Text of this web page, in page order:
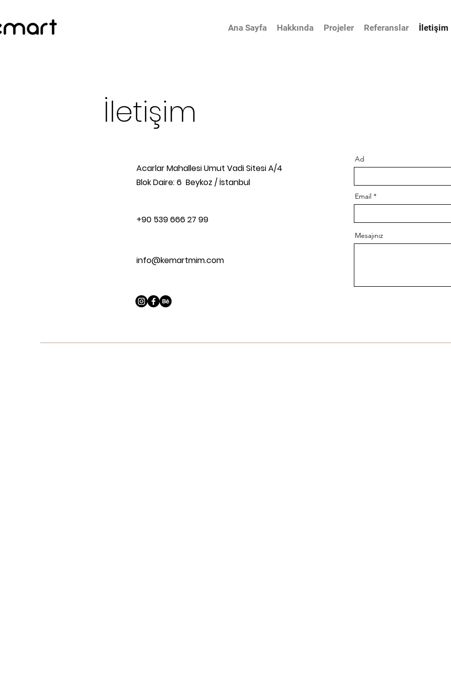
Ana Sayfa Hakkında Projeler Referanslar İletişim
İletişim
Acarlar Mahallesi Umut Vadi Sitesi A/4
Blok Daire: 6 Beykoz / İstanbul
+90 539 666 27 99
info@kemartmim.com
Ad
Email
Mesajınız